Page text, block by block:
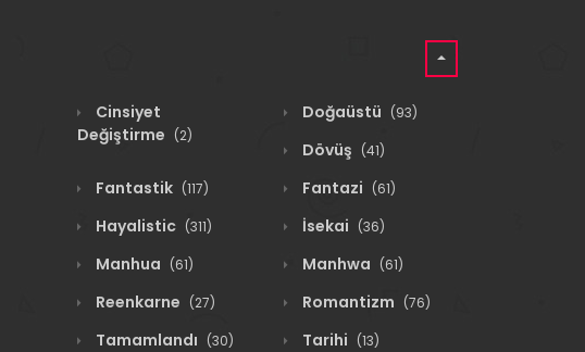
Cinsiyet
Değiştirme (2)
Doğaüstü (93)
Dövüş (41)
Fantastik (117) Fantazi (61)
Hayalistic (311) İsekai (36)
Manhua (61) Manhwa (61)
Reenkarne (27) Romantizm (76)
Tamamlandı (30) Tarihi (13)